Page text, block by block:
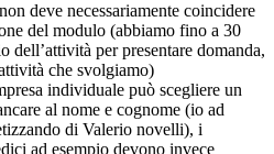
non deve necessariamente coincidere
del modulo (abbiamo fino a 30
dell’attività per presentare domanda,
che svolgiamo)
individuale può scegliere un
al nome e cognome (io ad
di Valerio novelli), i
ad esempio devono invece